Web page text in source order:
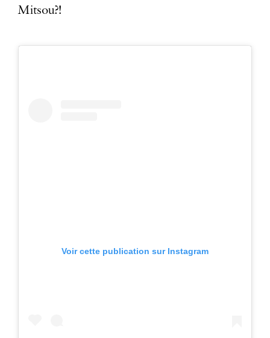
Mitsou?!
Voir cette publication sur Instagram